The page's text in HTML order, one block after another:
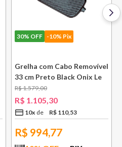
30% OFF -10% Pix
Grelha com Cabo Removível
33 cm Preto Black Onix Le
Creuset
R$1.579,00
R$ 1.105,30
10x R$ 110,53
R$ 994,77